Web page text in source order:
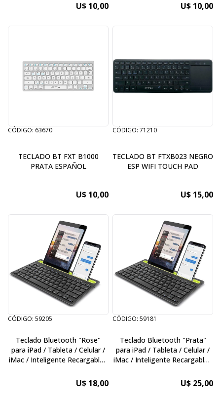
U$ 10,00 U$ 10,00
CÓDIGO: 63670
TECLADO BT FXT B1000
PRATA ESPAÑOL
U$ 10,00
CÓDIGO: 71210
TECLADO BT FTXB023 NEGRO
ESP WIFI TOUCH PAD
U$ 15,00
CÓDIGO: 59205
Teclado Bluetooth "Rose"
para iPad / Tableta / Celular /
iMac / Inteligente Recargable /
Comandos para MacBook
U$ 18,00
CÓDIGO: 59181
Teclado Bluetooth "Prata"
para iPad / Tableta / Celular /
iMac / Inteligente Recargable /
Comandos para MacBook
U$ 25,00